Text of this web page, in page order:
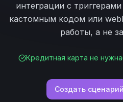
интеграции с
кастомным кодом или
работы, а не
Кредитная карта не нужна
Создать сценарий